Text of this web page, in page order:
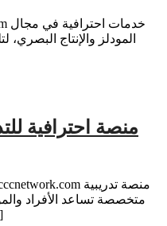
المودلز والإنتاج البصري،
متخصصة تساعد الأفراد